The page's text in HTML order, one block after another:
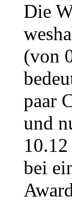
Die
(von
paar
und
bei